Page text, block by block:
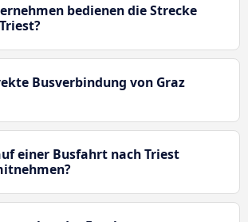
bedienen die Strecke
Busverbindung von Graz
einer Busfahrt nach Triest